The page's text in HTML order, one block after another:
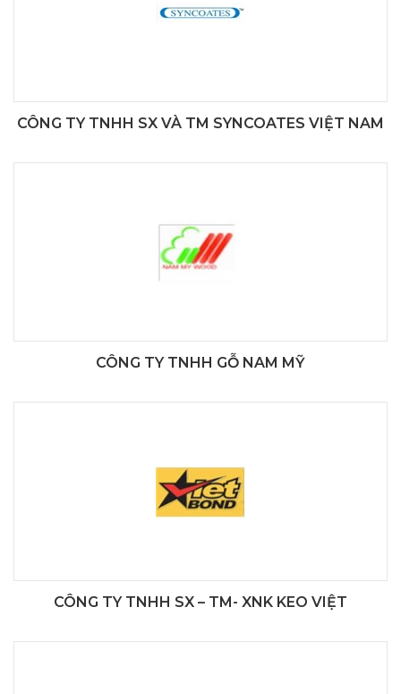
CÔNG TY TNHH SX VÀ TM SYNCOATES VIỆT NAM
CÔNG TY TNHH GỖ NAM MỸ
CÔNG TY TNHH SX – TM- XNK KEO VIỆT